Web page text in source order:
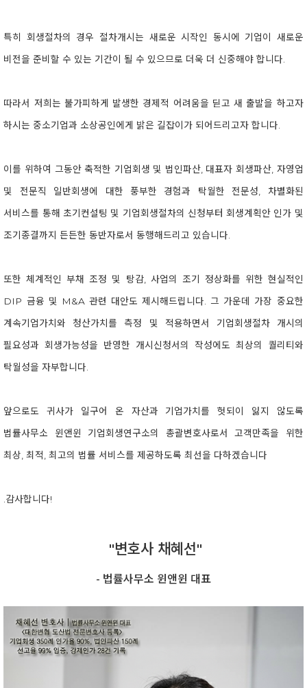
특히 회생절차의 경우 절차개시는 새로운 시작인 동시에 기업이 새로운
비전을 준비할 수 있는 기간이 될 수 있으므로 더욱 더 신중해야 합니다.
따라서 저희는 불가피하게 발생한 경제적 어려움을 딛고 새 출발을 하고자
하시는 중소기업과 소상공인에게 밝은 길잡이가 되어드리고자 합니다.
이를 위하여 그동안 축적한 기업회생 및 법인파산, 대표자 회생파산, 자영업
및 전문직 일반회생에 대한 풍부한 경험과 탁월한 전문성, 차별화된
서비스를 통해 초기컨설팅 및 기업회생절차의 신청부터 회생계획안 인가 및
조기종결까지 든든한 동반자로서 동행해드리고 있습니다.
또한 체계적인 부채 조정 및 탕감, 사업의 조기 정상화를 위한 현실적인
DIP 금융 및 M&A 관련 대안도 제시해드립니다. 그 가운데 가장 중요한
계속기업가치와 청산가치를 측정 및 적용하면서 기업회생절차 개시의
필요성과 회생가능성을 반영한 개시신청서의 작성에도 최상의 퀄리티와
탁월성을 자부합니다.
앞으로도 귀사가 일구어 온 자산과 기업가치를 헛되이 잃지 않도록
법률사무소 윈앤윈 기업회생연구소의 총괄변호사로서 고객만족을 위한
최상, 최적, 최고의 법률 서비스를 제공하도록 최선을 다하겠습니다
.감사합니다!
"변호사 채혜선"
- 법률사무소 윈앤윈 대표